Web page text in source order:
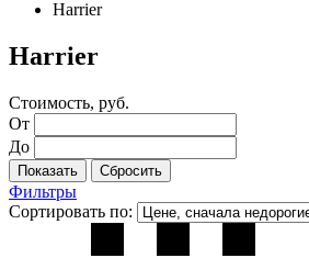
Harrier
Harrier
Стоимость, руб.
От
До
Фильтры
Сортировать по: